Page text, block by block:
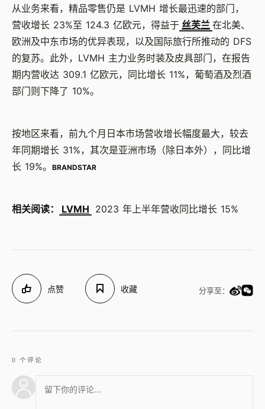
从业务来看，精品零售仍是 LVMH 增长最迅速的部门，
营收增长 23%至 124.3 亿欧元，得益于 丝芙兰 在北美、
欧洲及中东市场的优异表现，以及国际旅行所推动的 DFS
的复苏。此外，LVMH 主力业务时装及皮具部门，在报告
期内营收达 309.1 亿欧元，同比增长 11%，葡萄酒及烈酒
部门则下降了 10%。
按地区来看，前九个月日本市场营收增长幅度最大，较去
年同期增长 31%，其次是亚洲市场（除日本外），同比增
长 19%。
BRANDSTAR
相关阅读： LVMH 2023 年上半年营收同比增长 15%
点赞 收藏 分享至：
0 个评论